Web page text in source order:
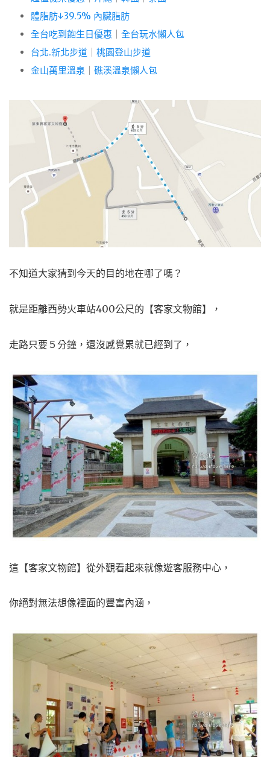
體脂肪↓39.5% 內臟脂肪
全台吃到飽生日優惠
全台玩水懶人包
台北.新北步道
桃園登山步道
金山萬里溫泉
礁溪溫泉懶人包
不知道大家猜到今天的目的地在哪了嗎？
就是距離西勢火車站400公尺的【客家文物館】，
走路只要５分鐘，還沒感覺累就已經到了，
這【客家文物館】從外觀看起來就像遊客服務中心，
你絕對無法想像裡面的豐富內涵，